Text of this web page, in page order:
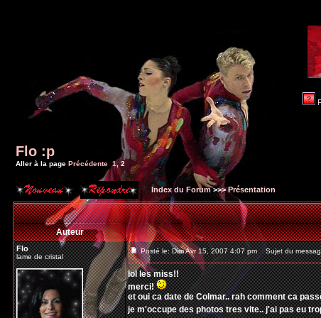
Flo :p
Aller à la page Précédente 1,2
Index du Forum>>>Présentation
Auteur
Flo
lame de cristal
Posté le: Dim Avr 15, 2007 4:07 pm Sujet du
lol les miss!!
merci!
et oui ca date de Colmar.. rah comment ca
je m'occupe des photos tres vite.. j'ai pas eu